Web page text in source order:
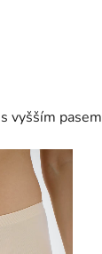
vyšším pasem